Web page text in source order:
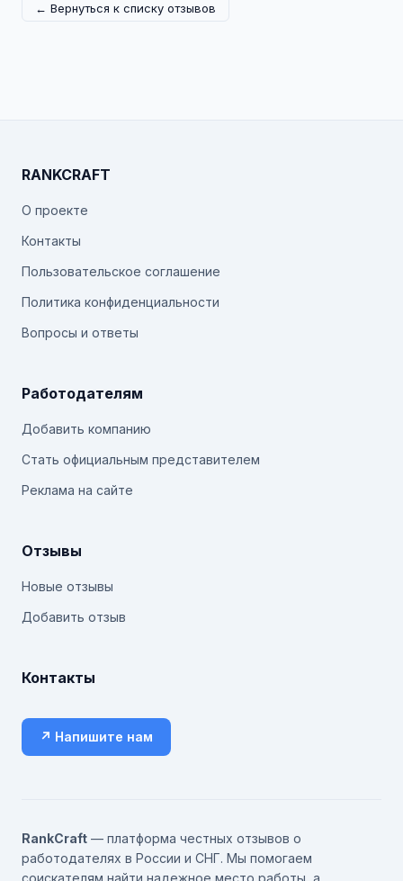
← Вернуться к списку отзывов
RANKCRAFT
О проекте
Контакты
Пользовательское соглашение
Политика конфиденциальности
Вопросы и ответы
Работодателям
Добавить компанию
Стать официальным представителем
Реклама на сайте
Отзывы
Новые отзывы
Добавить отзыв
Контакты
↗ Напишите нам
RankCraft — платформа честных отзывов о
работодателях в России и СНГ. Мы помогаем
соискателям найти надежное место работы, а